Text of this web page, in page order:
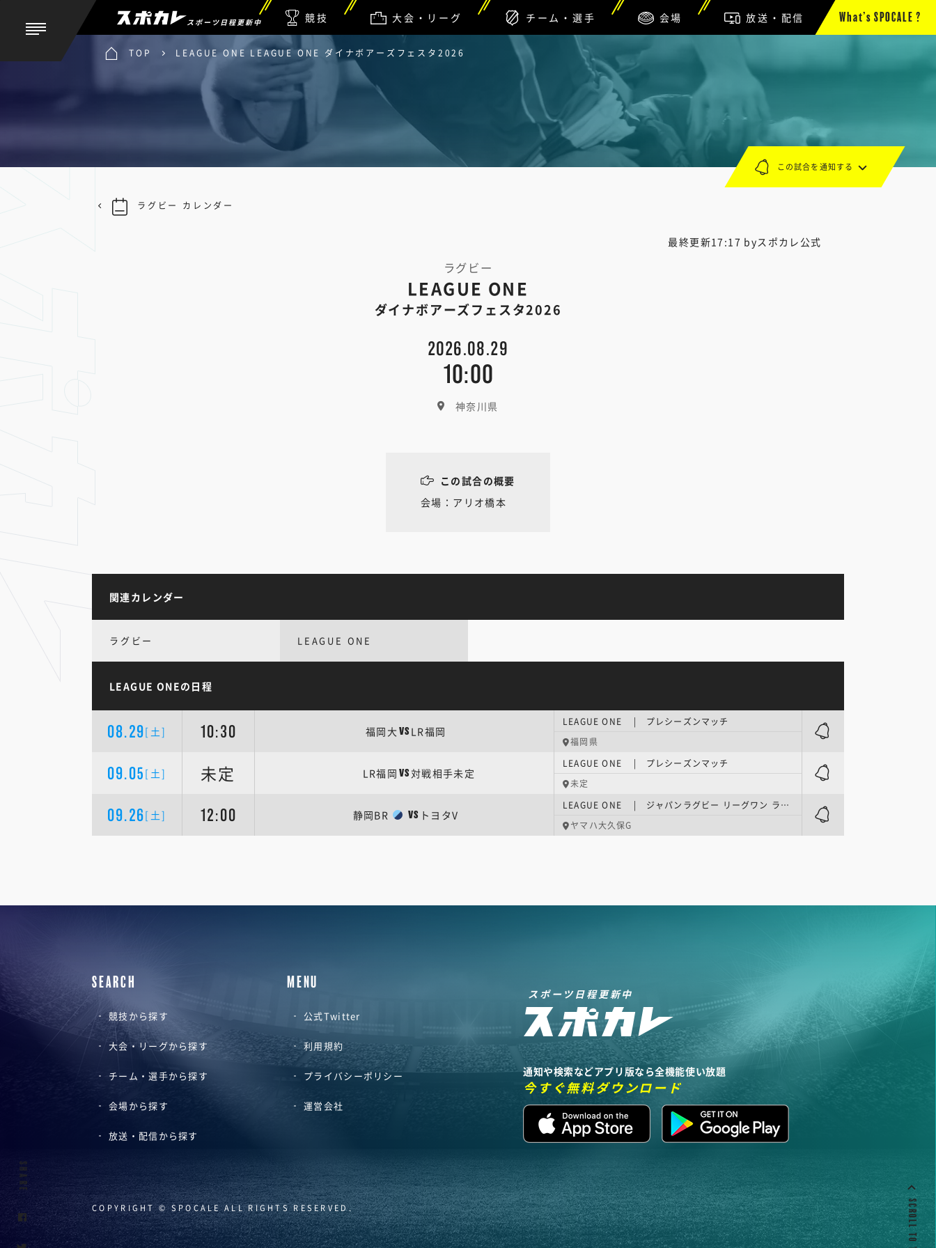
スポーツ日程更新中 競技 大会・リーグ チーム・選手 会場 放送・配信 What’s SPOCALE ?
TOP LEAGUE ONE LEAGUE ONE ダイナボアーズフェスタ2026
最終更新17:17 byスポカレ公式
ラグビー
LEAGUE ONE
ダイナボアーズフェスタ2026
2026.08.29
10:00
神奈川県
この試合を通知する
ラグビー カレンダー
この試合の概要
会場：アリオ橋本
関連カレンダー
ラグビー LEAGUE ONE
LEAGUE ONEの日程
08.29[土] 10:30 福岡大 VS LR福岡
LEAGUE ONE | プレシーズンマッチ
福岡県
09.05 [土] 未定 LR福岡 VS対戦相手未定
LEAGUE ONE | プレシーズンマッチ
未定
09.26[土] 12:00 静岡BR VS トヨタV
LEAGUE ONE | ジャパンラグビー リーグワン ライジング2026／第1週
ヤマハ大久保G
SEARCH
競技から探す
大会・リーグから探す
チーム・選手から探す
会場から探す
放送・配信から探す
MENU
公式Twitter
利用規約
プライバシーポリシー
運営会社
スポーツ日程更新中
通知や検索などアプリ版なら全機能使い放題
今すぐ無料ダウンロード
COPYRIGHT © SPOCALE ALL RIGHTS RESERVED. SCROLL TO TOP
SHARE